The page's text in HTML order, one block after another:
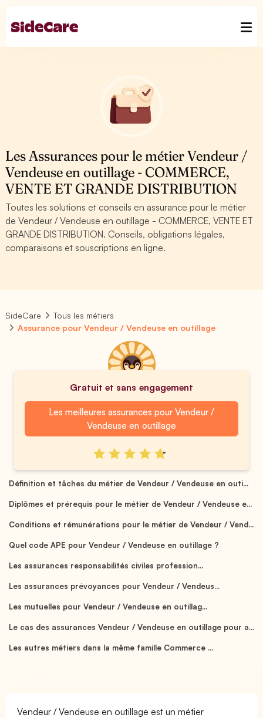
Les Assurances pour le métier Vendeur /
Vendeuse en outillage - COMMERCE,
VENTE ET GRANDE DISTRIBUTION
Toutes les solutions et conseils en assurance pour le métier
de Vendeur / Vendeuse en outillage - COMMERCE, VENTE ET
GRANDE DISTRIBUTION. Conseils, obligations légales,
comparaisons et souscriptions en ligne.
SideCare
Tous les métiers
Assurance pour Vendeur / Vendeuse en outillage
Gratuit et sans engagement
Les meilleures assurances pour Vendeur /
Vendeuse en outillage
Définition et tâches du métier de Vendeur / Vendeuse en outi...
Diplômes et prérequis pour le métier de Vendeur / Vendeuse e...
Conditions et rémunérations pour le métier de Vendeur / Vend...
Quel code APE pour Vendeur / Vendeuse en outillage ?
Les assurances responsabilités civiles profession...
Les assurances prévoyances pour Vendeur / Vendeus...
Les mutuelles pour Vendeur / Vendeuse en outillag...
Le cas des assurances Vendeur / Vendeuse en outillage pour a...
Les autres métiers dans la même famille Commerce ...
Vendeur / Vendeuse en outillage est un métier